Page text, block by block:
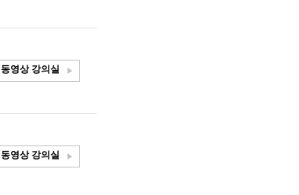
동영상 강의실
동영상 강의실